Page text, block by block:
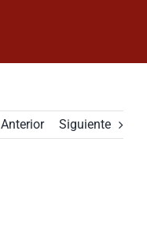
Anterior Siguiente